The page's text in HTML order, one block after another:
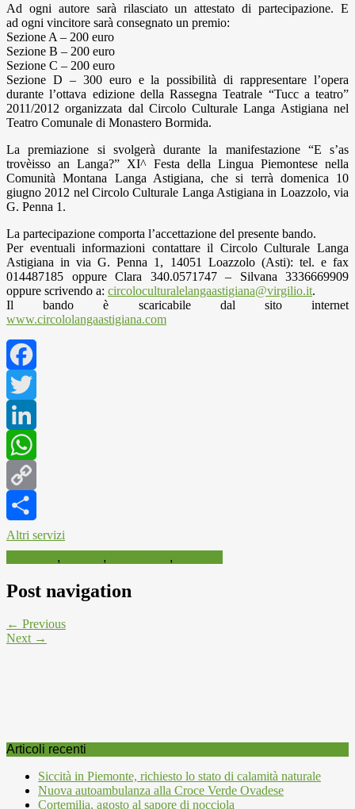
Ad ogni autore sarà rilasciato un attestato di partecipazione. E
ad ogni vincitore sarà consegnato un premio:
Sezione A – 200 euro
Sezione B – 200 euro
Sezione C – 200 euro
Sezione D – 300 euro e la possibilità di rappresentare l’opera
durante l’ottava edizione della Rassegna Teatrale “Tucc a teatro”
2011/2012 organizzata dal Circolo Culturale Langa Astigiana nel
Teatro Comunale di Monastero Bormida.
La premiazione si svolgerà durante la manifestazione “E s’as
trovèisso an Langa?” XI^ Festa della Lingua Piemontese nella
Comunità Montana Langa Astigiana, che si terrà domenica 10
giugno 2012 nel Circolo Culturale Langa Astigiana in Loazzolo, via
G. Penna 1.
La partecipazione comporta l’accettazione del presente bando.
Per eventuali informazioni contattare il Circolo Culturale Langa
Astigiana in via G. Penna 1, 14051 Loazzolo (Asti): tel. e fax
014487185 oppure Clara 340.0571747 – Silvana 3336669909
oppure scrivendo a: circoloculturalelangaastigiana@virgilio.it.
Il bando è scaricabile dal sito internet
www.circololangaastigiana.com
Facebook
Twitter
LinkedIn
WhatsApp
Copy
Link
Altri servizi
, , ,
Post navigation
← Previous
Next →
Articoli recenti
Siccità in Piemonte, richiesto lo stato di calamità naturale
Nuova autoambulanza alla Croce Verde Ovadese
Cortemilia, agosto al sapore di nocciola